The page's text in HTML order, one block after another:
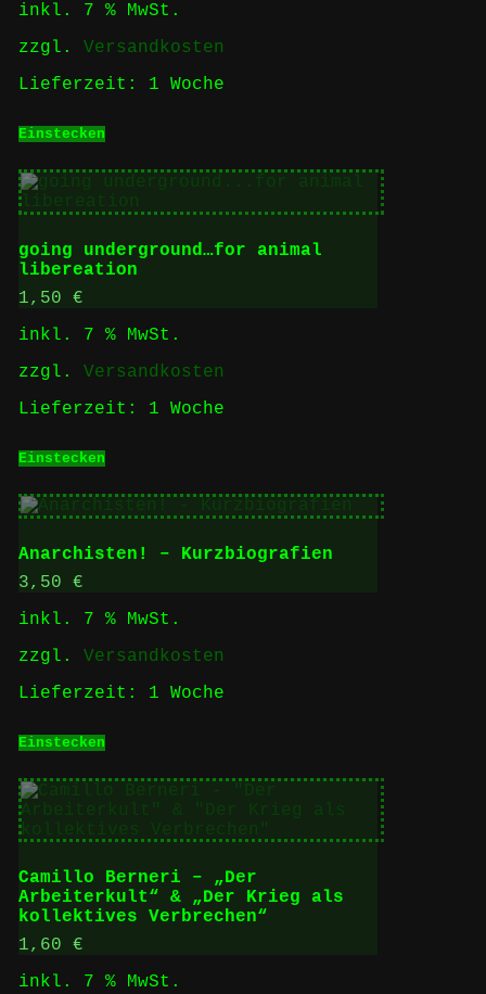
inkl. 7 % MwSt.
zzgl. Versandkosten
Lieferzeit: 1 Woche
Einstecken
going underground…for animal
libereation
1,50 €
inkl. 7 % MwSt.
zzgl. Versandkosten
Lieferzeit: 1 Woche
Einstecken
Anarchisten! – Kurzbiografien
3,50 €
inkl. 7 % MwSt.
zzgl. Versandkosten
Lieferzeit: 1 Woche
Einstecken
Camillo Berneri – „Der
Arbeiterkult“ & „Der Krieg als
kollektives Verbrechen“
1,60 €
inkl. 7 % MwSt.